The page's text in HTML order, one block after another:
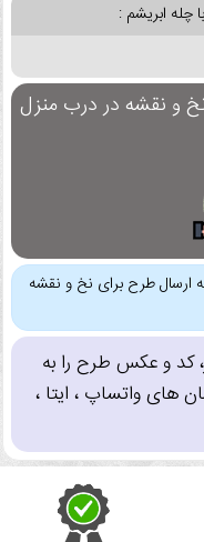
ابریشم :
و نقشه در درب منزل
ارسال طرح برای نخ و نقشه
کد و عکس طرح را به
های واتساپ ، ایتا ،